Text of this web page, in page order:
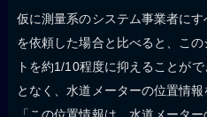
仮に測量系のシステム事業者に
を依頼した場合と比べると、こ
トを約1/10程度に抑えることが
となく、水道メーターの位置情報